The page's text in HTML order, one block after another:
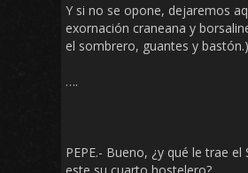
Y si no se opone, dejaremos
exornación craneana y
el sombrero, guantes y bastón.)
….
PEPE.- Bueno, ¿y qué le trae el